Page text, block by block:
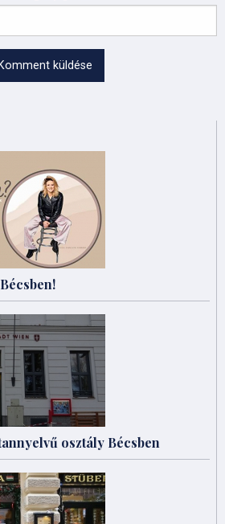
Komment küldése
osztály Bécsben